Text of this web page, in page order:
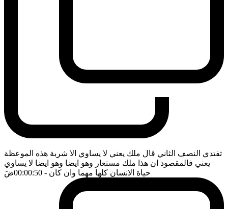
تفتدي النصف الثاني قال ملك يعني لا يساوي الا شربة هذه الموعظة
يعني فالمقصود ان هذا ملك مستعار وهو ايضا وهو ايضا لا يساوي
حياة الانسان كلها مهما وان كان - 00:00:50 ضَ